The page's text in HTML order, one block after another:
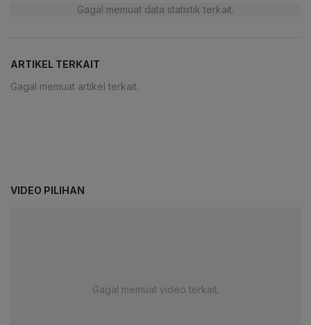
Gagal memuat data statistik terkait.
ARTIKEL TERKAIT
Gagal memuat artikel terkait.
VIDEO PILIHAN
Gagal memuat video terkait.